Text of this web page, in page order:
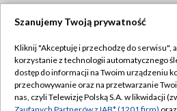
TVP
Abonament TVP
Emisja w TVP
Regulamin
Szanujemy Twoją prywatność
Kliknij "Akceptuję i przechodzę do serwisu",
korzystanie z technologii automatycznego
dostęp do informacji na Twoim urządzeniu
przechowywanie oraz na przetwarzanie
nas, czyli Telewizję Polską S.A. w likwidacji